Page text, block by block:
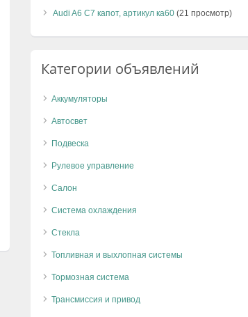
Audi A6 C7 капот, артикул ка60 (21 просмотр)
Категории объявлений
Аккумуляторы
Автосвет
Подвеска
Рулевое управление
Салон
Система охлаждения
Стекла
Топливная и выхлопная системы
Тормозная система
Трансмиссия и привод